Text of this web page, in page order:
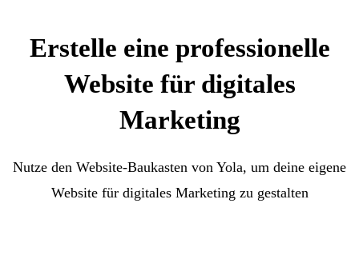
Erstelle eine professionelle
Website für digitales
Marketing
Nutze den Website-Baukasten von Yola, um deine eigene
Website für digitales Marketing zu gestalten